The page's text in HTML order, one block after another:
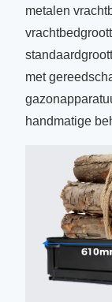
metalen
met
handmatige